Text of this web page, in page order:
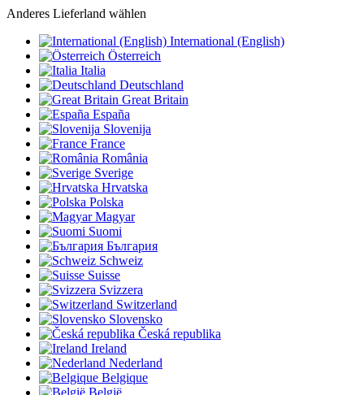
Anderes Lieferland wählen
International (English)
Österreich
Italia
Deutschland
Great Britain
España
Slovenija
France
România
Sverige
Hrvatska
Polska
Magyar
Suomi
България
Schweiz
Suisse
Svizzera
Switzerland
Slovensko
Česká republika
Ireland
Nederland
Belgique